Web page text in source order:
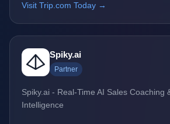
Visit Trip.com Today →
Spiky.ai
Partner
Spiky.ai - Real-Time AI Sales Coaching
Intelligence